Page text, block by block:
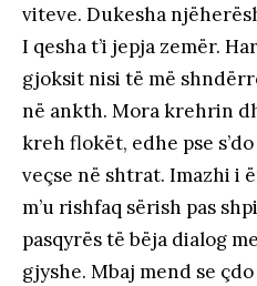
viteve. Dukesha
I qesha t’i jepja zemër.
gjoksit nisi të më
në ankth. Mora krehrin
kreh flokët, edhe pse
veçse në shtrat. Imazhi i
m’u rishfaq sërish pas
pasqyrës të bëja dialog
gjyshe. Mbaj mend se